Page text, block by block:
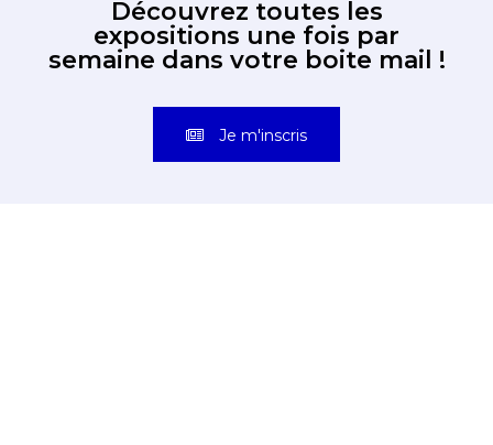
Découvrez toutes les
expositions une fois par
semaine dans votre boite mail !
Je m'inscris